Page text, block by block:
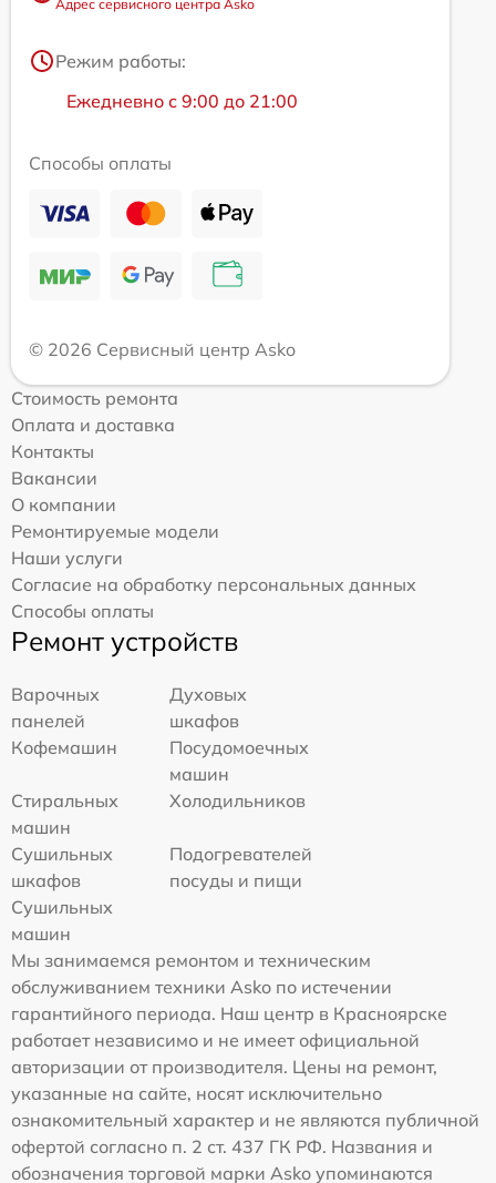
Адрес сервисного центра Asko
Режим работы:
Ежедневно с 9:00 до 21:00
Способы оплаты
© 2026 Сервисный центр Asko
Стоимость ремонта
Оплата и доставка
Контакты
Вакансии
О компании
Ремонтируемые модели
Наши услуги
Согласие на обработку персональных данных
Способы оплаты
Ремонт устройств
Варочных
панелей
Духовых
шкафов
Кофемашин
Посудомоечных
машин
Стиральных
машин
Холодильников
Сушильных
шкафов
Подогревателей
посуды и пищи
Сушильных
машин
Мы занимаемся ремонтом и техническим
обслуживанием техники Asko по истечении
гарантийного периода. Наш центр в Красноярске
работает независимо и не имеет официальной
авторизации от производителя. Цены на ремонт,
указанные на сайте, носят исключительно
ознакомительный характер и не являются публичной
офертой согласно п. 2 ст. 437 ГК РФ. Названия и
обозначения торговой марки Asko упоминаются